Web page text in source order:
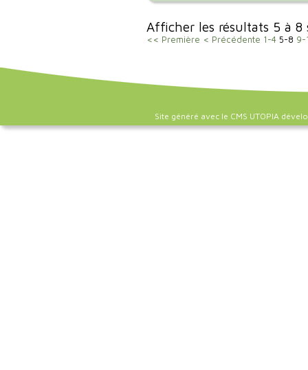
Afficher les résultats 5 à
<< Première < Précédente 1-4 5-8 9-
Site généré avec le CMS UTOPIA